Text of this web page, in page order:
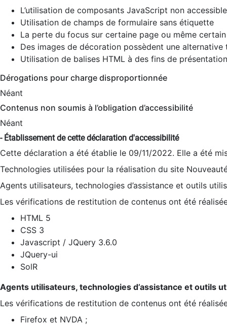
L’utilisation de composants JavaScript non
Utilisation de champs de formulaire sans étiquette
La perte du focus sur certaine page ou même
Des images de décoration possèdent une alternative
Utilisation de balises HTML à des fins de
Dérogations pour charge disproportionnée
Néant
Contenus non soumis à l’obligation d’accessibilité
Néant
- Établissement de cette déclaration d'accessibilité
Cette déclaration a été établie le 09/11/2022. Elle a été
Technologies utilisées pour la réalisation du site
Agents utilisateurs, technologies d’assistance et outils
Les vérifications de restitution de contenus ont été
HTML 5
CSS 3
Javascript / JQuery 3.6.0
JQuery-ui
SolR
Agents utilisateurs, technologies d’assistance et outils
Les vérifications de restitution de contenus ont été
Firefox et NVDA ;